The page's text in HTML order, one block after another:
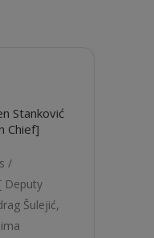
Stanković
Chief]
/
Deputy
Šulejić,